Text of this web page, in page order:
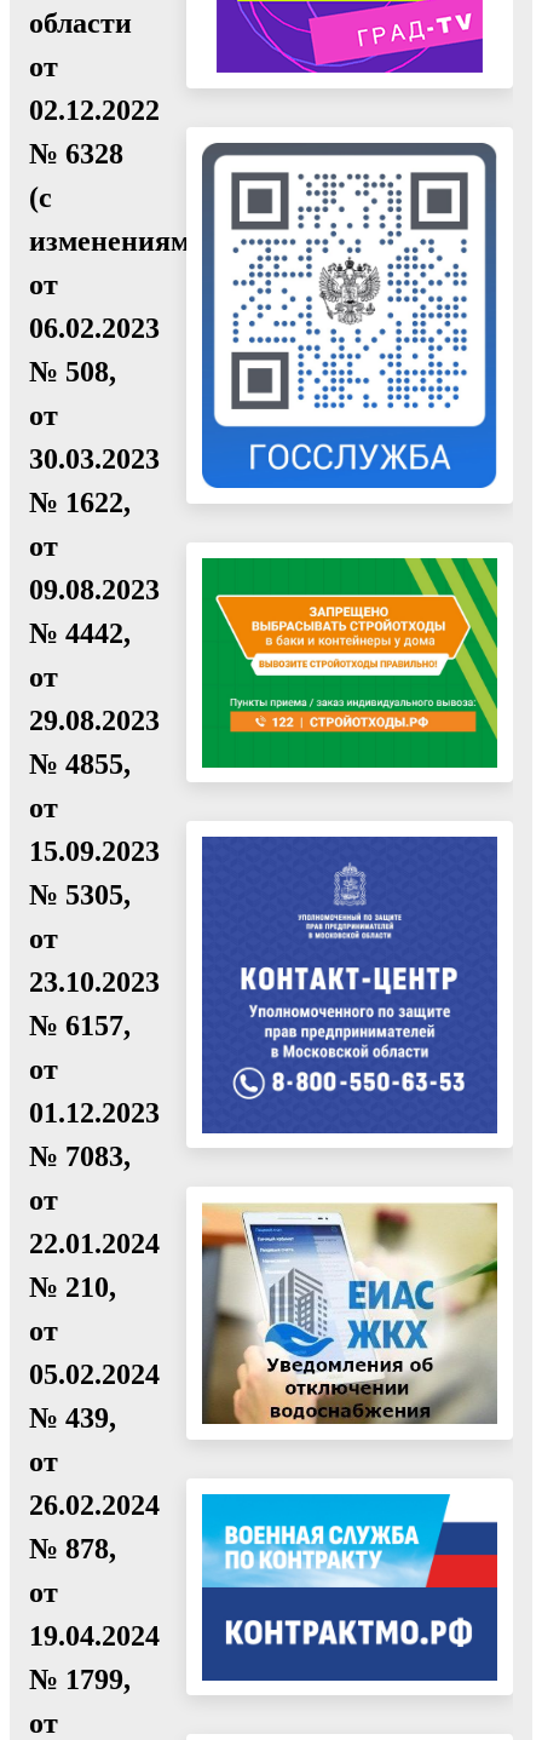
области
от
02.12.2022
№ 6328
(с
изменениями
от
06.02.2023
№ 508,
от
30.03.2023
№ 1622,
от
09.08.2023
№ 4442,
от
29.08.2023
№ 4855,
от
15.09.2023
№ 5305,
от
23.10.2023
№ 6157,
от
01.12.2023
№ 7083,
от
22.01.2024
№ 210,
от
05.02.2024
№ 439,
от
26.02.2024
№ 878,
от
19.04.2024
№ 1799,
от